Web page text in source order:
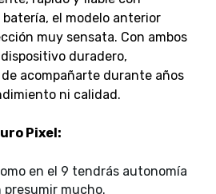
el modelo anterior
muy sensata. Con ambos
duradero,
acompañarte durante años
ni calidad.
Pixel:
en el 9 tendrás autonomía
mucho.